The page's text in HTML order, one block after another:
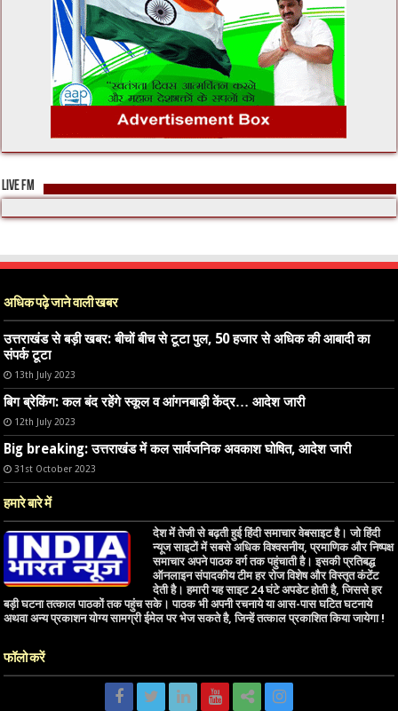
LIVE FM
अधिक पढ़े जाने वाली खबर
उत्तराखंड से बड़ी खबर: बीचों बीच से टूटा पुल, 50 हजार से अधिक की आबादी का
संपर्क टूटा
13th July 2023
बिग ब्रेकिंग: कल बंद रहेंगे स्कूल व आंगनबाड़ी केंद्र… आदेश जारी
12th July 2023
Big breaking: उत्तराखंड में कल सार्वजनिक अवकाश घोषित, आदेश जारी
31st October 2023
हमारे बारे में
देश में तेजी से बढ़ती हुई हिंदी समाचार वेबसाइट है। जो हिंदी
न्यूज साइटों में सबसे अधिक विश्वसनीय, प्रमाणिक और निष्पक्ष
समाचार अपने पाठक वर्ग तक पहुंचाती है। इसकी प्रतिबद्ध
ऑनलाइन संपादकीय टीम हर रोज विशेष और विस्तृत कंटेंट
देती है। हमारी यह साइट 24 घंटे अपडेट होती है, जिससे हर
बड़ी घटना तत्काल पाठकों तक पहुंच सके। पाठक भी अपनी रचनाये या आस-पास घटित घटनाये
अथवा अन्य प्रकाशन योग्य सामग्री ईमेल पर भेज सकते है, जिन्हें तत्काल प्रकाशित किया जायेगा !
फॉलो करें